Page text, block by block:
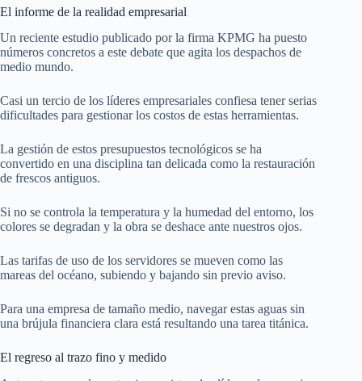
El informe de la realidad empresarial
Un reciente estudio publicado por la firma KPMG ha puesto
números concretos a este debate que agita los despachos de
medio mundo.
Casi un tercio de los líderes empresariales confiesa tener serias
dificultades para gestionar los costos de estas herramientas.
La gestión de estos presupuestos tecnológicos se ha
convertido en una disciplina tan delicada como la restauración
de frescos antiguos.
Si no se controla la temperatura y la humedad del entorno, los
colores se degradan y la obra se deshace ante nuestros ojos.
Las tarifas de uso de los servidores se mueven como las
mareas del océano, subiendo y bajando sin previo aviso.
Para una empresa de tamaño medio, navegar estas aguas sin
una brújula financiera clara está resultando una tarea titánica.
El regreso al trazo fino y medido